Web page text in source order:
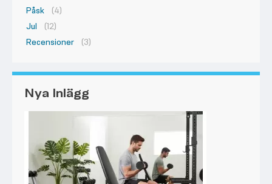
Påsk
(4)
Jul
(12)
Recensioner
(3)
Nya Inlägg